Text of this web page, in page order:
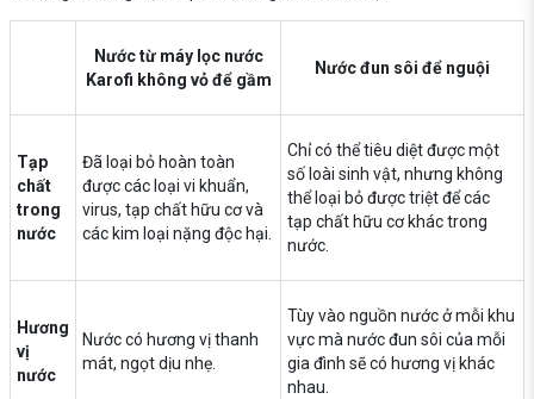
Nước từ máy lọc nước
Karofi không vỏ để gầm
Nước đun sôi để nguội
Tạp
chất
trong
nước
Đã loại bỏ hoàn toàn
được các loại vi khuẩn,
virus, tạp chất hữu cơ và
các kim loại nặng độc hại.
Chỉ có thể tiêu diệt được một
số loài sinh vật, nhưng không
thể loại bỏ được triệt để các
tạp chất hữu cơ khác trong
nước.
Hương
vị
nước
Nước có hương vị thanh
mát, ngọt dịu nhẹ.
Tùy vào nguồn nước ở mỗi khu
vực mà nước đun sôi của mỗi
gia đình sẽ có hương vị khác
nhau.